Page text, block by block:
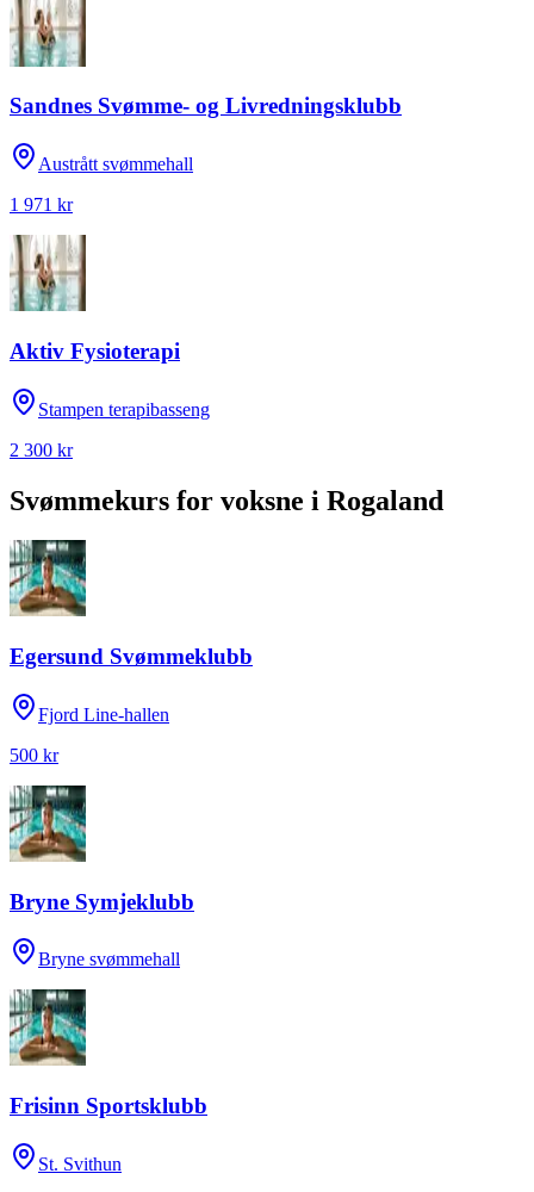
Sandnes Svømme- og Livredningsklubb
Austrått svømmehall
1 971 kr
Aktiv Fysioterapi
Stampen terapibasseng
2 300 kr
Svømmekurs for voksne i Rogaland
Egersund Svømmeklubb
Fjord Line-hallen
500 kr
Bryne Symjeklubb
Bryne svømmehall
Frisinn Sportsklubb
St. Svithun